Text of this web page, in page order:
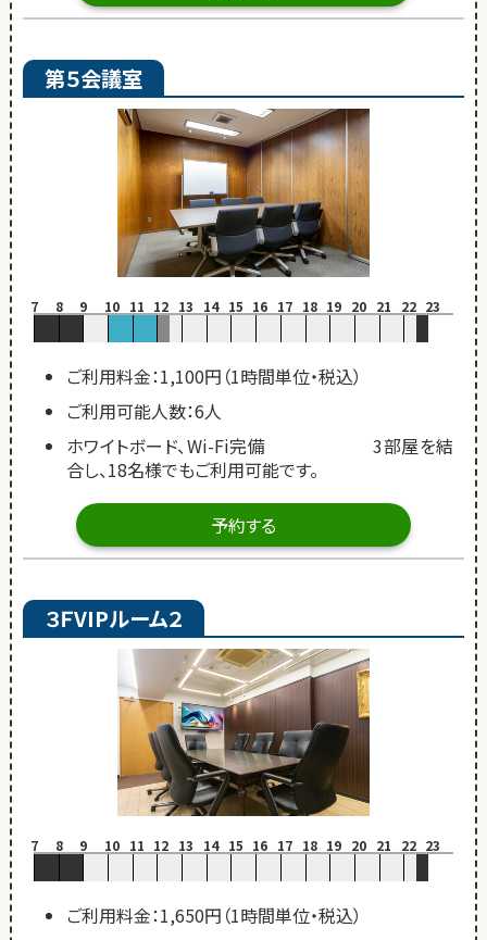
第５会議室
7 8 9 10 11 12 13 14 15 16 17 18 19 20 21 22 23
ご利用料金：1,100円（1時間単位・税込）
ご利用可能人数：6人
ホワイトボード、Wi-Fi完備 3部屋を結
合し、18名様でもご利用可能です。
予約する
３ＦVIPルーム２
7 8 9 10 11 12 13 14 15 16 17 18 19 20 21 22 23
ご利用料金：1,650円（1時間単位・税込）